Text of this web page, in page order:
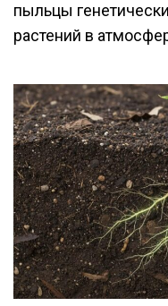
пыльцы
растений в